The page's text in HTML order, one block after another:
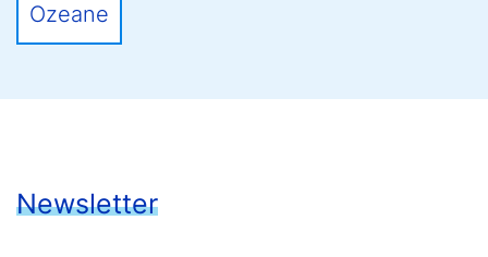
Ozeane
Newsletter